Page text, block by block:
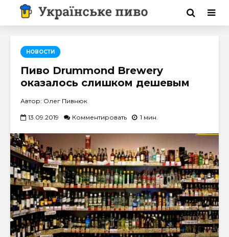
НОВОСТИ
Пиво Drummond Brewery
оказалось слишком дешевым
Автор: Олег Пивнюк
13.09.2019 Комментировать 1 мин.